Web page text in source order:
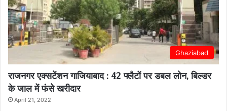
Ghaziabad
राजनगर एक्सटेंशन गाजियाबाद : 42 फ्लैटों पर डबल लोन, बिल्डर
के जाल में फंसे खरीदार
April 21, 2022